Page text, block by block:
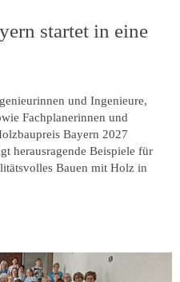
startet in eine
und Ingenieure,
Fachplanerinnen und
Bayern 2027
herausragende Beispiele für
Bauen mit Holz in